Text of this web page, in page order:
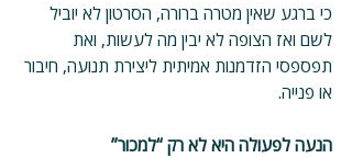
כי ברגע שאין מטרה ברורה, הסרטון לא יוביל
לשם ואז הצופה לא יבין מה לעשות, ואת
תפספסי הזדמנות אמיתית ליצירת תנועה, חיבור
או פנייה.
הנעה לפעולה היא לא רק “למכור”